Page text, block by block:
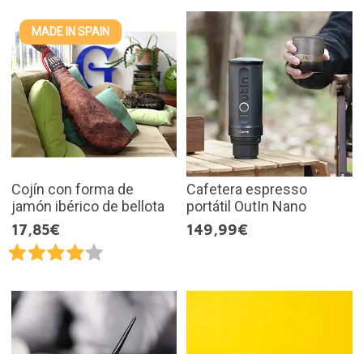
MADE IN SPAIN
Cojín con forma de
jamón ibérico de bellota
17,85€
Cafetera espresso
portátil OutIn Nano
149,99€